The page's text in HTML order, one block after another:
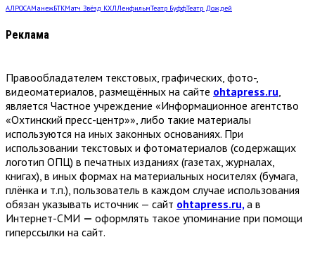
АЛРОСАМанежБТКМатч Звёзд КХЛЛенфильмТеатр БуффТеатр Дождей
Реклама
Правообладателем текстовых, графических, фото-,
видеоматериалов, размещённых на сайте ohtapress.ru,
является Частное учреждение «Информационное агентство
«Охтинский пресс-центр»», либо такие материалы
используются на иных законных основаниях. При
использовании текстовых и фотоматериалов (содержащих
логотип ОПЦ) в печатных изданиях (газетах, журналах,
книгах), в иных формах на материальных носителях (бумага,
плёнка и т.п.), пользователь в каждом случае использования
обязан указывать источник — сайт ohtapress.ru, а в
Интернет-СМИ — оформлять такое упоминание при помощи
гиперссылки на сайт.